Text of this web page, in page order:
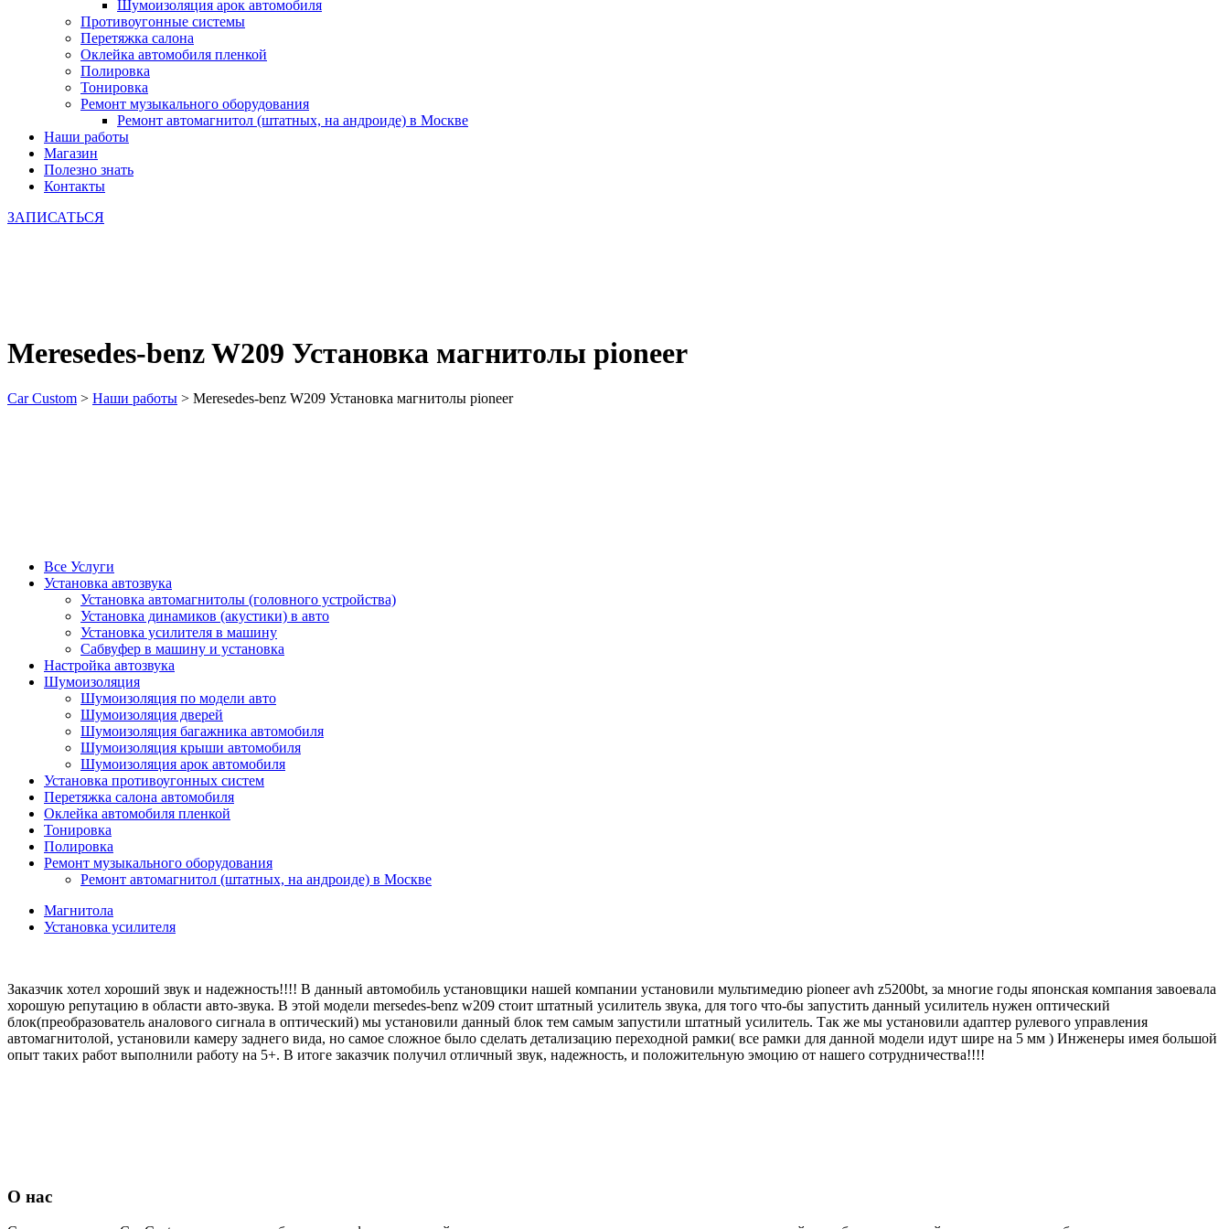
Шумоизоляция арок автомобиля
Противоугонные системы
Перетяжка салона
Оклейка автомобиля пленкой
Полировка
Тонировка
Ремонт музыкального оборудования
Ремонт автомагнитол (штатных, на андроиде) в Москве
Наши работы
Магазин
Полезно знать
Контакты
ЗАПИСАТЬСЯ
Meresedes-benz W209 Установка магнитолы pioneer
Car Custom > Наши работы > Meresedes-benz W209 Установка магнитолы pioneer
Все Услуги
Установка автозвука
Установка автомагнитолы (головного устройства)
Установка динамиков (акустики) в авто
Установка усилителя в машину
Сабвуфер в машину и установка
Настройка автозвука
Шумоизоляция
Шумоизоляция по модели авто
Шумоизоляция дверей
Шумоизоляция багажника автомобиля
Шумоизоляция крыши автомобиля
Шумоизоляция арок автомобиля
Установка противоугонных систем
Перетяжка салона автомобиля
Оклейка автомобиля пленкой
Тонировка
Полировка
Ремонт музыкального оборудования
Ремонт автомагнитол (штатных, на андроиде) в Москве
Магнитола
Установка усилителя
Заказчик хотел хороший звук и надежность!!!! В данный автомобиль установщики нашей компании установили мультимедию pioneer avh z5200bt, за многие годы японская компания завоевала
хорошую репутацию в области авто-звука. В этой модели mersedes-benz w209 стоит штатный усилитель звука, для того что-бы запустить данный усилитель нужен оптический
блок(преобразователь аналового сигнала в оптический) мы установили данный блок тем самым запустили штатный усилитель. Так же мы установили адаптер рулевого управления
автомагнитолой, установили камеру заднего вида, но самое сложное было сделать детализацию переходной рамки( все рамки для данной модели идут шире на 5 мм ) Инженеры имея большой
опыт таких работ выполнили работу на 5+. В итоге заказчик получил отличный звук, надежность, и положительную эмоцию от нашего сотрудничества!!!!
О нас